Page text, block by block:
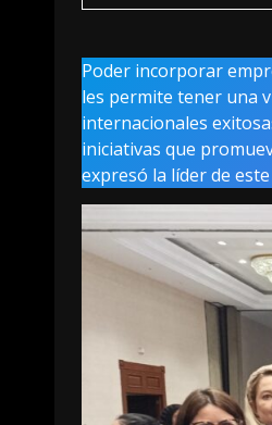
Poder incorporar
les permite tener una
internacionales
iniciativas que
expresó la líder de